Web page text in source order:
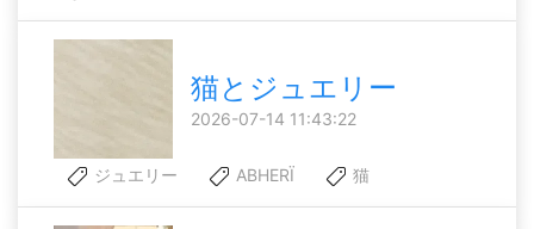
猫とジュエリー
2026-07-14 11:43:22
ジュエリー ABHERÏ 猫